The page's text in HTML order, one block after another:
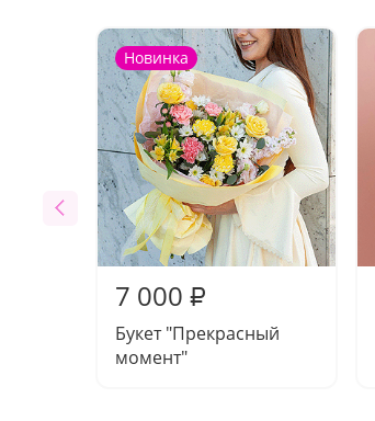
Новинка
7 000 ₽
Букет "Прекрасный
момент"